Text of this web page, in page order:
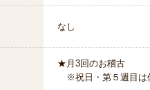
なし
★月3回のお稽古
※祝日・第５週目は